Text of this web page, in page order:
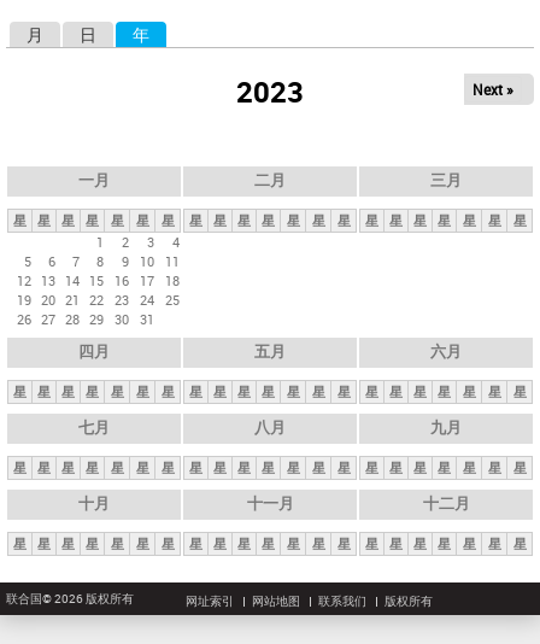
月 日 年
2023 Next »
一月
星 星 星 星 星 星
星
1
2 3
4
5
6 7 8 9 10
11
12 13 14 15 16 17
18
19 20 21 22 23 24 25
26 27 28 29 30 31
二月
星 星 星 星 星 星 星
三月
星 星 星 星 星 星 星
四月
星 星 星 星 星 星 星
五月
星 星 星 星 星 星 星
六月
星 星 星 星 星 星 星
七月
星 星 星 星 星 星 星
八月
星 星 星 星 星 星 星
九月
星 星 星 星 星 星 星
十月
星 星 星 星 星 星 星
十一月
星 星 星 星 星 星 星
十二月
星 星 星 星 星 星 星
联合国© 2026 版权所有 网址索引 网站地图 联系我们 版权所有